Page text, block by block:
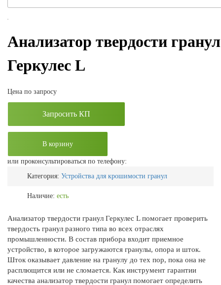
Анализатор твердости гранул
Геркулес L
Цена по запросу
Запросить КП
В корзину
или проконсультироваться по телефону:
Категория: Устройства для крошимости гранул
Наличие: есть
Анализатор твердости гранул Геркулес L помогает проверить
твердость гранул разного типа во всех отраслях
промышленности. В состав прибора входит приемное
устройство, в которое загружаются гранулы, опора и шток.
Шток оказывает давление на гранулу до тех пор, пока она не
расплющится или не сломается. Как инструмент гарантии
качества анализатор твердости гранул помогает определить